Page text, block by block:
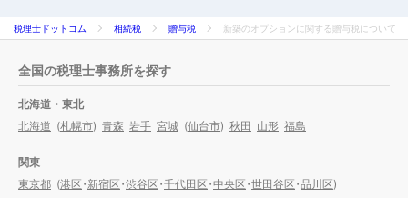
税理士ドットコム 相続税 贈与税 新築のオプションに関する贈与税について
全国の税理士事務所を探す
北海道・東北
北海道 (札幌市) 青森 岩手 宮城 (仙台市) 秋田 山形 福島
関東
東京都 (港区・新宿区・渋谷区・千代田区・中央区・世田谷区・品川区)